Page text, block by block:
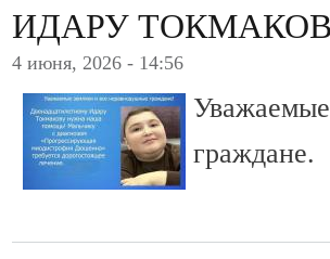
ИДАРУ
4 июня, 2026 - 14:56
граждане.